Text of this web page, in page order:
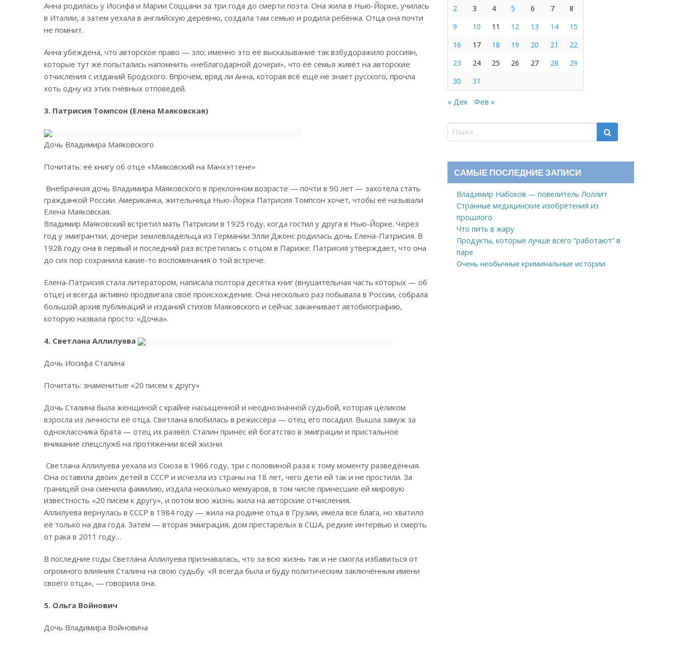
Анна родилась у Иосифа и Марии Соццани за три года до смерти поэта. Она жила в Нью-Йорке, училась
в Италии, а затем уехала в английскую деревню, создала там семью и родила ребёнка. Отца она почти
не помнит.
Анна убеждена, что авторское право — зло: именно это её высказывание так взбудоражило россиян,
которые тут же попытались напомнить «неблагодарной дочери», что её семья живёт на авторские
отчисления с изданий Бродского. Впрочем, вряд ли Анна, которая всё ещё не знает русского, прочла
хоть одну из этих гневных отповедей.
3. Патрисия Томпсон (Елена Маяковская)
Дочь Владимира Маяковского
Почитать: её книгу об отце «Маяковский на Манхэттене»
Внебрачная дочь Владимира Маяковского в преклонном возрасте — почти в 90 лет — захотела стать
гражданкой России. Американка, жительница Нью-Йорка Патрисия Томпсон хочет, чтобы её называли
Елена Маяковская.
Владимир Маяковский встретил мать Патрисии в 1925 году, когда гостил у друга в Нью-Йорке. Через
год у эмигрантки, дочери землевладельца из Германии Элли Джонс родилась дочь Елена-Патрисия. В
1928 году она в первый и последний раз встретилась с отцом в Париже: Патрисия утверждает, что она
до сих пор сохранила какие-то воспоминания о той встрече.
Елена-Патрисия стала литератором, написала полтора десятка книг (внушительная часть которых — об
отце) и всегда активно продвигала своё происхождение. Она несколько раз побывала в России, собрала
большой архив публикаций и изданий стихов Маяковского и сейчас заканчивает автобиографию,
которую назвала просто: «Дочка».
4. Светлана Аллилуева
Дочь Иосифа Сталина
Почитать: знаменитые «20 писем к другу»
Дочь Сталина была женщиной с крайне насыщенной и неоднозначной судьбой, которая целиком
взросла из личности её отца. Светлана влюбилась в режиссёра — отец его посадил. Вышла замуж за
одноклассника брата — отец их развёл. Сталин принёс ей богатство в эмиграции и пристальное
внимание спецслужб на протяжении всей жизни.
Светлана Аллилуева уехала из Союза в 1966 году, три с половиной раза к тому моменту разведённая.
Она оставила двоих детей в СССР и исчезла из страны на 18 лет, чего дети ей так и не простили. За
границей она сменила фамилию, издала несколько мемуаров, в том числе принесшие ей мировую
известность «20 писем к другу», и потом всю жизнь жила на авторские отчисления.
Аллилуева вернулась в СССР в 1984 году — жила на родине отца в Грузии, имела все блага, но хватило
её только на два года. Затем — вторая эмиграция, дом престарелых в США, редкие интервью и смерть
от рака в 2011 году…
В последние годы Светлана Аллилуева признавалась, что за всю жизнь так и не смогла избавиться от
огромного влияния Сталина на свою судьбу. «Я всегда была и буду политическим заключённым имени
своего отца», — говорила она.
5. Ольга Войнович
Дочь Владимира Войновича
2
3 4 5 6 7
8
9
10 11 12 13 14
15
16
17 18 19 20 21
22
23
24 25 26 27 28
29
30
31
« Дек Фев »
САМЫЕ ПОСЛЕДНИЕ ЗАПИСИ
Владимир Набоков — повелитель Лоллит
Странные медицинские изобретения из
прошлого
Что пить в жару
Продукты, которые лучше всего “работают” в
паре
Очень необычные криминальные истории